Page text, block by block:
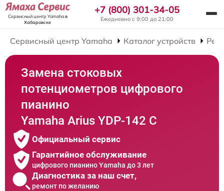
Сервисный центр Yamahaв
Хабаровске
+7 (800) 301-34-05
Ежедневно с 9:00 до 21:00
Сервисный центр Yamaha Каталог устройств
Замена стоковых
потенциометров цифрового
пианино
Yamaha Arius YDP-142 C
Официальный сервис
Гарантийное обслуживание
цифрового пианино Yamaha до 3 лет
Диагностика за наш счет,
ремонт по желанию